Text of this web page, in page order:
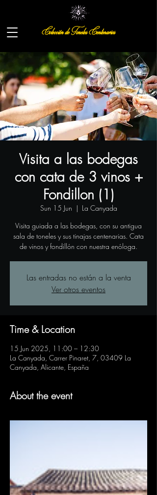
Colección de Toneles Centenarios
Visita a las bodegas
con cata de 3 vinos +
Fondillon (1)
Sun 15 Jun
  |
La Canyada
Visita guiada a las bodegas, con su antigua
sala de toneles y sus tinajas centenarias. Cata
de vinos y fondillón con nuestra enóloga.
Las entradas no están a la venta
Ver otros eventos
Time & Location
15 Jun 2025, 11:00 – 12:30
La Canyada, Carrer Pinaret, 7, 03409 La
Canyada, Alicante, España
About the event